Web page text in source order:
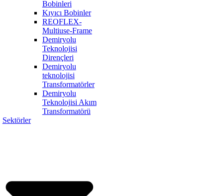
Bobinleri
Kıyıcı Bobinler
REOFLEX-
Multiuse-Frame
Demiryolu
Teknolojisi
Dirençleri
Demiryolu
teknolojisi
Transformatörler
Demiryolu
Teknolojisi Akım
Transformatörü
Sektörler